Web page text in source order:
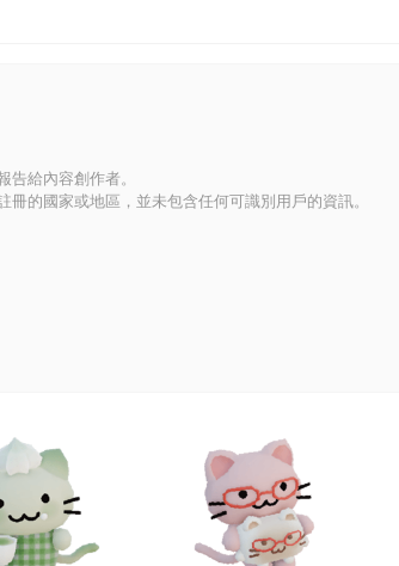
告給內容創作者。
的國家或地區，並未包含任何可識別用戶的資訊。